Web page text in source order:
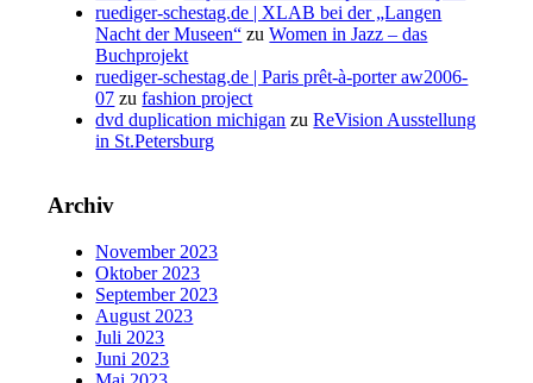
ruediger-schestag.de | XLAB bei der „Langen
Nacht der Museen“ zuWomen in Jazz – das
Buchprojekt
ruediger-schestag.de | Paris prêt-à-porter aw2006-
07 zufashion project
dvd duplication michigan zuReVision Ausstellung
in St.Petersburg
Archiv
November 2023
Oktober 2023
September 2023
August 2023
Juli 2023
Juni 2023